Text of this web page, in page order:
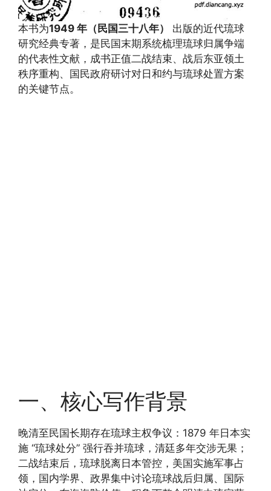
本书为1949 年（民国三十八年）
出版的近代琉球
研究经典专著，是民国末期系统梳理琉球归属争端
的代表性文献，成书正值二战结束、战后东亚领土
秩序重构、国民政府研讨对日和约与琉球处置方案
的关键节点。
一、核心写作背景
晚清至民国长期存在琉球主权争议：1879 年日本实
施 “琉球处分” 强行吞并琉球，清廷多年交涉无果；
二战结束后，琉球脱离日本管控，美国实施军事占
领，国内学界、政界集中讨论琉球战后归属、国际